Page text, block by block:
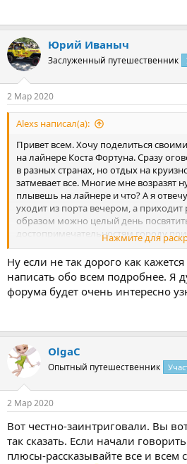
Юрий Иваныч
Заслуженный путешественник
2 Мар 2020
Alexs написал(а):
Привет всем. Хочу поделиться
на лайнере Коста Фортуна. Сразу
в разных странах, но отдых на
затмевает все. Многие мне возразят
плывешь на лайнере и что? А я
уходит из порта вечером, а
образом можно целый день
достопримечательностям городу
Лично мне хватало времени и на
Кроме того, ну разве не прелесть за
несколько стран и 6 -7 городов.
Марселя, а просыпаетесь утром и Вы
развлечения на лайнере это даже не
Это гораздо круче. Это куча баров с
музыкой. Или например
кроме того питание на лайнерах...
звездочном отеле в Доминикане. Там
угодно, но даже это не сравнится с
это все бесплатно, все включено. А
залы, а воздух в конце концов на
забываемо. И поверьте мне, это не
кому то интересно, спрашивайте.
Нажмите для
Ну если не так дорого как кажется
написать обо всем подробнее. Я
форума будет очень интересно
OlgaС
Опытный путешественник
2 Мар 2020
Вот честно-заинтриговали. Вы
так сказать. Если начали
плюсы-рассказывайте все и всем